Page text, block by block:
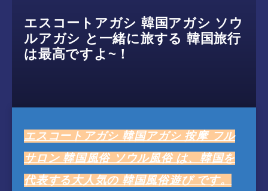
エスコートアガシ 韓国アガシ ソウ
ルアガシ と一緒に旅する 韓国旅行
は最高ですよ~！
エスコートアガシ 韓国アガシ 按摩 フル
サロン 韓国風俗 ソウル風俗 は、韓国を
代表する大人気の 韓国風俗遊び です。